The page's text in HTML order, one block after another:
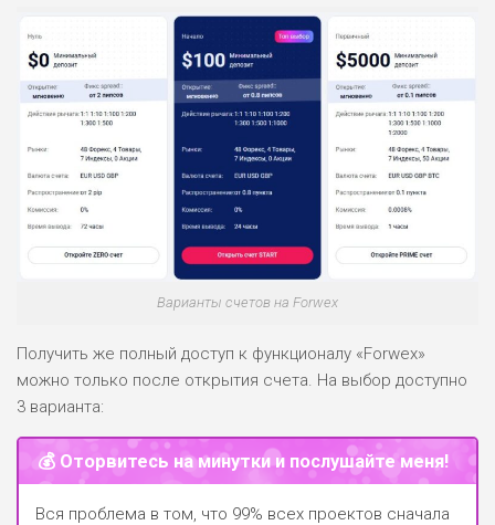
Варианты счетов на Forwex
Получить же полный доступ к функционалу «Forwex»
можно только после открытия счета. На выбор доступно
3 варианта:
💰 Оторвитесь на минутки и послушайте меня!
Вся проблема в том, что 99% всех проектов сначала